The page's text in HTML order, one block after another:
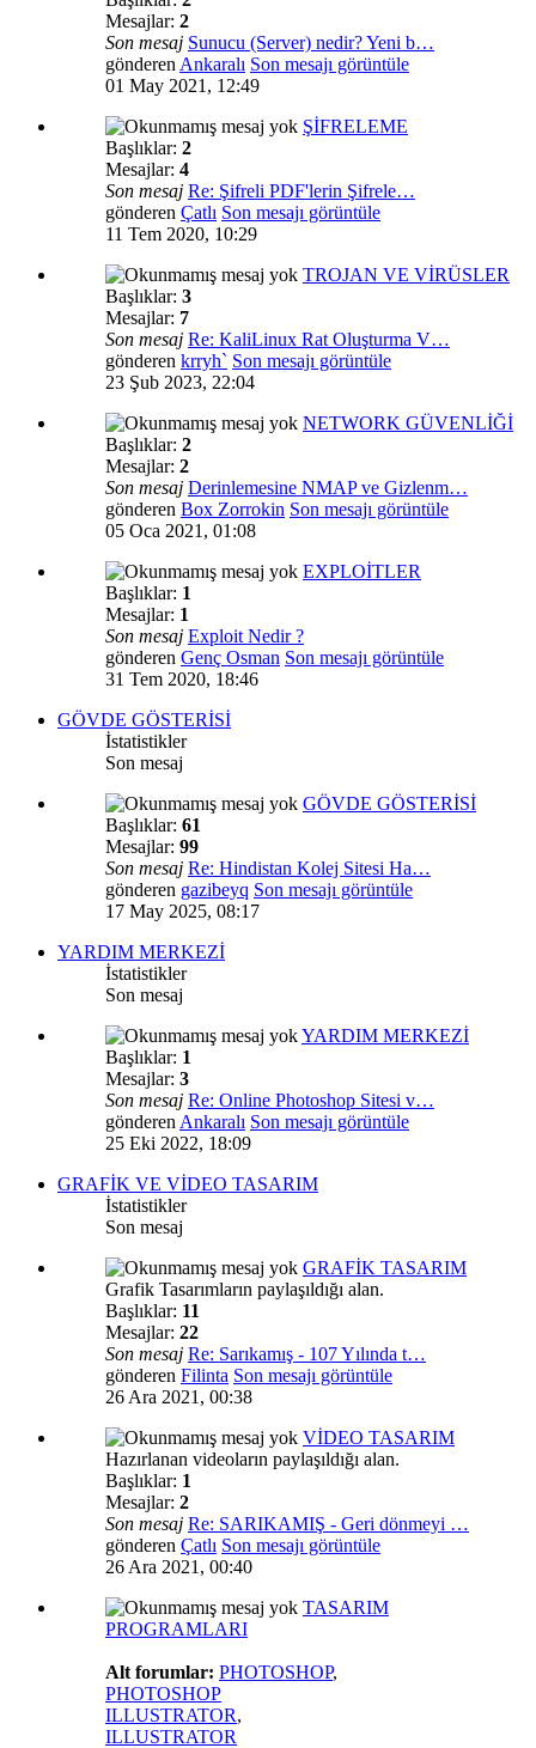
Mesajlar: 2
Son mesaj Sunucu (Server) nedir? Yeni b…
gönderen Ankaralı Son mesajı görüntüle
01 May 2021, 12:49
ŞİFRELEME
Başlıklar: 2
Mesajlar: 4
Son mesaj Re: Şifreli PDF'lerin Şifrele…
gönderen Çatlı Son mesajı görüntüle
11 Tem 2020, 10:29
TROJAN VE VİRÜSLER
Başlıklar: 3
Mesajlar: 7
Son mesaj Re: KaliLinux Rat Oluşturma V…
gönderen krryh` Son mesajı görüntüle
23 Şub 2023, 22:04
NETWORK GÜVENLİĞİ
Başlıklar: 2
Mesajlar: 2
Son mesaj Derinlemesine NMAP ve Gizlenm…
gönderen Box Zorrokin Son mesajı görüntüle
05 Oca 2021, 01:08
EXPLOİTLER
Başlıklar: 1
Mesajlar: 1
Son mesaj Exploit Nedir ?
gönderen Genç Osman Son mesajı görüntüle
31 Tem 2020, 18:46
GÖVDE GÖSTERİSİ
İstatistikler
Son mesaj
GÖVDE GÖSTERİSİ
Başlıklar: 61
Mesajlar: 99
Son mesaj Re: Hindistan Kolej Sitesi Ha…
gönderen gazibeyq Son mesajı görüntüle
17 May 2025, 08:17
YARDIM MERKEZİ
İstatistikler
Son mesaj
YARDIM MERKEZİ
Başlıklar: 1
Mesajlar: 3
Son mesaj Re: Online Photoshop Sitesi v…
gönderen Ankaralı Son mesajı görüntüle
25 Eki 2022, 18:09
GRAFİK VE VİDEO TASARIM
İstatistikler
Son mesaj
GRAFİK TASARIM
Grafik Tasarımların paylaşıldığı alan.
Başlıklar: 11
Mesajlar: 22
Son mesaj Re: Sarıkamış - 107 Yılında t…
gönderen Filinta Son mesajı görüntüle
26 Ara 2021, 00:38
VİDEO TASARIM
Hazırlanan videoların paylaşıldığı alan.
Başlıklar: 1
Mesajlar: 2
Son mesaj Re: SARIKAMIŞ - Geri dönmeyi …
gönderen Çatlı Son mesajı görüntüle
26 Ara 2021, 00:40
TASARIM
PROGRAMLARI
Alt forumlar: PHOTOSHOP,
PHOTOSHOP
ILLUSTRATOR,
ILLUSTRATOR